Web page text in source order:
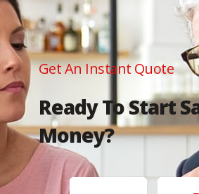
Get An Instant Quote
Ready To Start
Money?